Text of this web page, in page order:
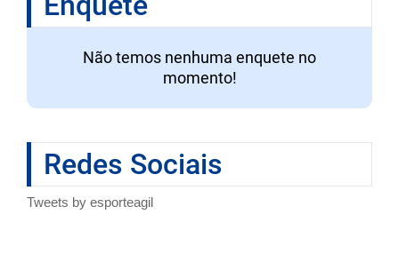
Não temos nenhuma enquete no
momento!
Redes Sociais
Tweets by esporteagil